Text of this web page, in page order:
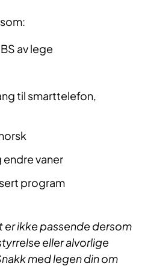
av lege
til smarttelefon,
endre vaner
program
ikke passende dersom
eller alvorlige
med legen din om